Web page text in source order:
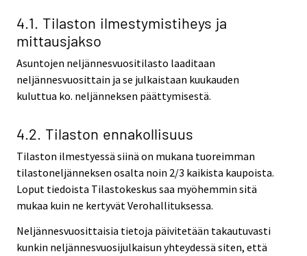
4.1. Tilaston ilmestymistiheys ja
mittausjakso
Asuntojen neljännesvuositilasto laaditaan
neljännesvuosittain ja se julkaistaan kuukauden
kuluttua ko. neljänneksen päättymisestä.
4.2. Tilaston ennakollisuus
Tilaston ilmestyessä siinä on mukana tuoreimman
tilastoneljänneksen osalta noin 2/3 kaikista kaupoista.
Loput tiedoista Tilastokeskus saa myöhemmin sitä
mukaa kuin ne kertyvät Verohallituksessa.
Neljännesvuosittaisia tietoja päivitetään takautuvasti
kunkin neljännesvuosijulkaisun yhteydessä siten, että